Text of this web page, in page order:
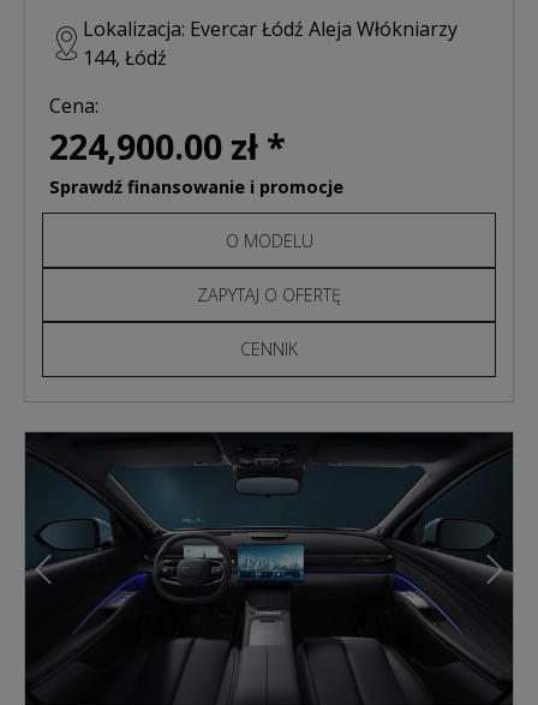
Lokalizacja: Evercar Łódź Aleja Włókniarzy
144, Łódź
Cena:
224,900.00 zł *
Sprawdź finansowanie i promocje
O MODELU
ZAPYTAJ O OFERTĘ
CENNIK
Poprzedni